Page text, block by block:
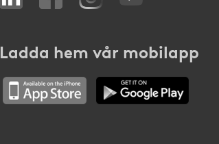
Ladda hem vår mobilapp